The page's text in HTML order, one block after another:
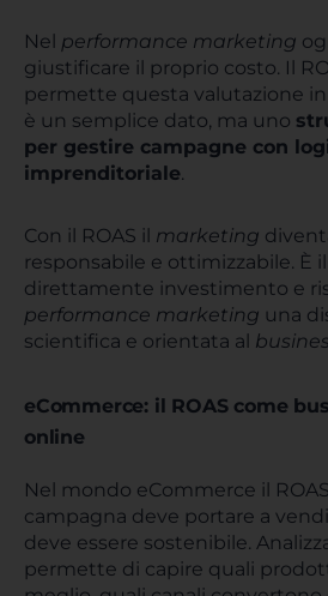
Nel performance marketing
giustificare il proprio costo. Il
permette questa valutazione
è un semplice dato, ma uno
per gestire campagne con
imprenditoriale.
Con il ROAS il marketing
responsabile e ottimizzabile. È
direttamente investimento e
performance marketing una
scientifica e orientata al
eCommerce: il ROAS come
online
Nel mondo eCommerce il
campagna deve portare a
deve essere sostenibile.
permette di capire quali